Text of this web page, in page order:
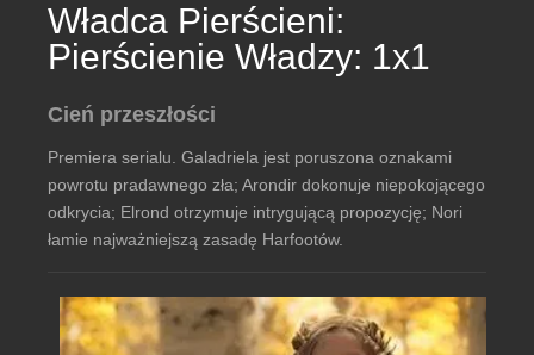
Władca Pierścieni:
Pierścienie Władzy: 1x1
Cień przeszłości
Premiera serialu. Galadriela jest poruszona oznakami
powrotu pradawnego zła; Arondir dokonuje niepokojącego
odkrycia; Elrond otrzymuje intrygującą propozycję; Nori
łamie najważniejszą zasadę Harfootów.